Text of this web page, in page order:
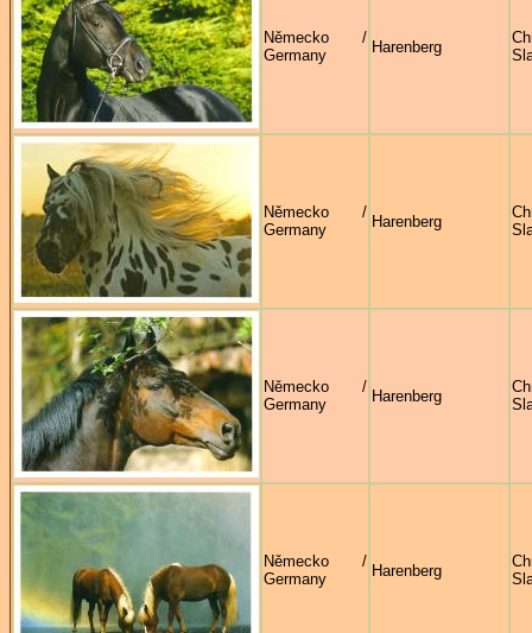
Německo /
Germany
Harenberg
Německo /
Germany
Harenberg
Německo /
Germany
Harenberg
Německo /
Germany
Harenberg